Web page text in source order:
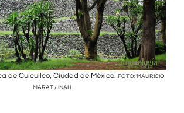
de Cuicuilco, Ciudad de México. FOTO: MAURICIO
MARAT / INAH.